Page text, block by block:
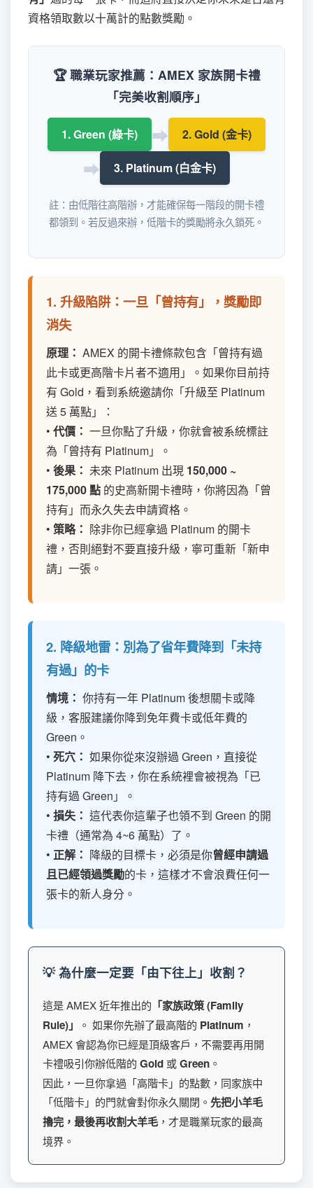
資格領取數以十萬計的點數獎勵。
🏆 職業玩家推薦：AMEX 家族開卡禮
「完美收割順序」
1. Green (綠卡) ➡ 2. Gold (金卡)
➡ 3. Platinum (白金卡)
註：由低階往高階辦，才能確保每一階段的開卡禮
都領到。若反過來辦，低階卡的獎勵將永久鎖死。
1. 升級陷阱：一旦「曾持有」，獎勵即
消失
原理： AMEX 的開卡禮條款包含「曾持有過
此卡或更高階卡片者不適用」。如果你目前持
有 Gold，看到系統邀請你「升級至 Platinum
送 5 萬點」：
• 代價： 一旦你點了升級，你就會被系統標註
為「曾持有 Platinum」。
• 後果： 未來 Platinum 出現 150,000 ~
175,000 點 的史高新開卡禮時，你將因為「曾
持有」而永久失去申請資格。
• 策略： 除非你已經拿過 Platinum 的開卡
禮，否則絕對不要直接升級，寧可重新「新申
請」一張。
2. 降級地雷：別為了省年費降到「未持
有過」的卡
情境： 你持有一年 Platinum 後想關卡或降
級，客服建議你降到免年費卡或低年費的
Green。
• 死穴： 如果你從來沒辦過 Green，直接從
Platinum 降下去，你在系統裡會被視為「已
持有過 Green」。
• 損失： 這代表你這輩子也領不到 Green 的開
卡禮（通常為 4~6 萬點）了。
• 正解： 降級的目標卡，必須是你曾經申請過
且已經領過獎勵的卡，這樣才不會浪費任何一
張卡的新人身分。
💡 為什麼一定要「由下往上」收割？
這是 AMEX 近年推出的 「家族政策 (Family
Rule)」
。 如果你先辦了最高階的 Platinum ，
AMEX 會認為你已經是頂級客戶，不需要再用開
卡禮吸引你辦低階的 Gold 或Green 。
因此，一旦你拿過「高階卡」的點數，同家族中
「低階卡」的門就會對你永久關閉。 先把小羊毛
擼完，最後再收割大羊毛，才是職業玩家的最高
境界。